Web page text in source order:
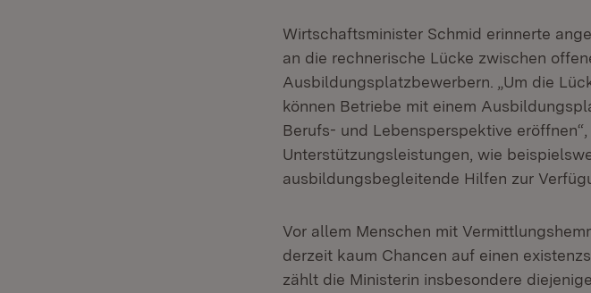
Wirtschaftsminister Schmid erinnerte
an die rechnerische Lücke zwischen
Ausbildungsplatzbewerbern. „Um die
können Betriebe mit einem
Berufs- und Lebensperspektive
Unterstützungsleistungen, wie
ausbildungsbegleitende Hilfen zur
Vor allem Menschen mit
derzeit kaum Chancen auf einen
zählt die Ministerin insbesondere